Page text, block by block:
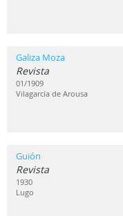
Galiza Moza
Revista
01/1909
Vilagarcía de Arousa
Guión
Revista
1930
Lugo